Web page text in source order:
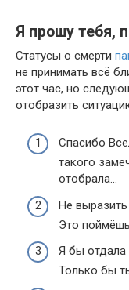
Я прошу тебя,
Статусы о смерти
не принимать всё
этот час, но
отобразить
Спасибо
такого
отобрала…
Не выразить
Это
Я бы отдала
Только бы